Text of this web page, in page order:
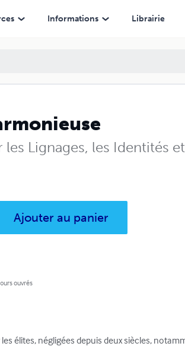
Informations Librairie
Lignages, les Identités
Ajouter au panier
ouvrés
élites, négligées depuis deux siècles,